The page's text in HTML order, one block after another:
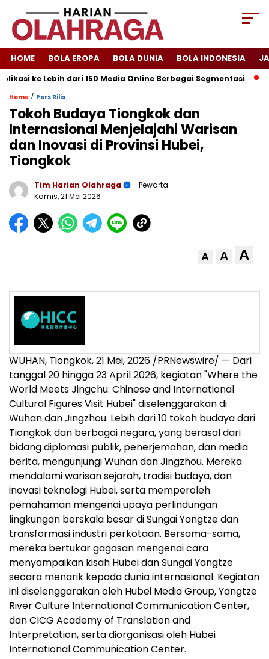
HOME BOLA EROPA BOLA DUNIA BOLA INDONESIA
ke Lebih dari 150 Media Online Berbagai Segmentasi
Home / Pers Rilis
Tokoh Budaya Tiongkok dan
Internasional Menjelajahi Warisan
dan Inovasi di Provinsi Hubei,
Tiongkok
Tim Harian Olahraga
- Pewarta
Kamis, 21 Mei 2026
A A A
WUHAN, Tiongkok,21 Mei, 2026 /PRNewswire/ — Dari
tanggal 20 hingga 23 April 2026, kegiatan "Where the
World Meets Jingchu: Chinese and International
Cultural Figures Visit Hubei" diselenggarakan di
Wuhan dan Jingzhou. Lebih dari 10 tokoh budaya dari
Tiongkok dan berbagai negara, yang berasal dari
bidang diplomasi publik, penerjemahan, dan media
berita, mengunjungi Wuhan dan Jingzhou. Mereka
mendalami warisan sejarah, tradisi budaya, dan
inovasi teknologi Hubei, serta memperoleh
pemahaman mengenai upaya perlindungan
lingkungan berskala besar di Sungai Yangtze dan
transformasi industri perkotaan. Bersama-sama,
mereka bertukar gagasan mengenai cara
menyampaikan kisah Hubei dan Sungai Yangtze
secara menarik kepada dunia internasional. Kegiatan
ini diselenggarakan oleh Hubei Media Group, Yangtze
River Culture International Communication Center,
dan CICG Academy of Translation and
Interpretation, serta diorganisasi oleh Hubei
International Communication Center.